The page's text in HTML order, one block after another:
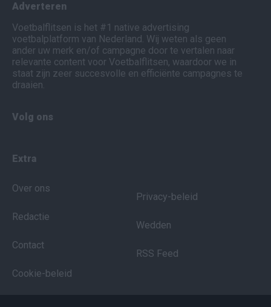
Adverteren
Voetbalflitsen is het #1 native advertising
voetbalplatform van Nederland. Wij weten als geen
ander uw merk en/of campagne door te vertalen naar
relevante content voor Voetbalflitsen, waardoor we in
staat zijn zeer succesvolle en efficiënte campagnes te
draaien.
Volg ons
Extra
Over ons
Redactie
Contact
Cookie-beleid
Privacy-beleid
Wedden
RSS Feed